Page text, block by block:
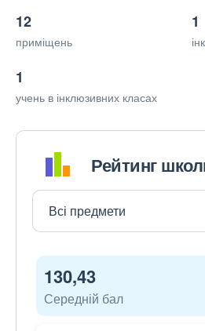
12
приміщень
1
1
учень в інклюзивних класах
Рейтинг
130,43
Середній бал